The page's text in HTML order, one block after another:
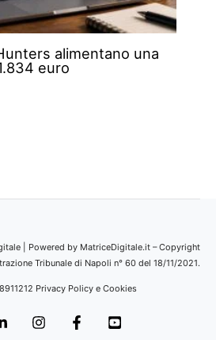
alimentano una
euro
| Powered by MatriceDigitale.it – Copyright
Tribunale di Napoli n° 60 del 18/11/2021.
Privacy Policy e Cookies